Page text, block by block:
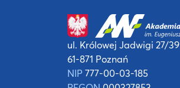
ul. Królowej Jadwigi 27/39
61-871 Poznań
NIP 777-00-03-185